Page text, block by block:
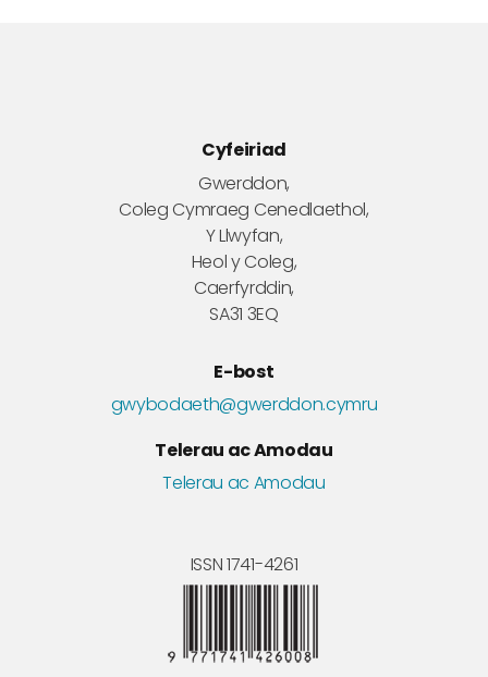
Cyfeiriad
Gwerddon,
Coleg Cymraeg Cenedlaethol,
Y Llwyfan,
Heol y Coleg,
Caerfyrddin,
SA31 3EQ
E-bost
gwybodaeth@gwerddon.cymru
Telerau ac Amodau
Telerau ac Amodau
ISSN 1741-4261